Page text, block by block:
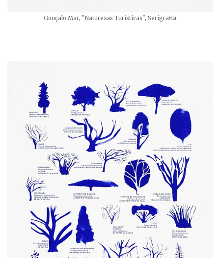
Gonçalo Mar, "Naturezas Turísticas", Serigrafia